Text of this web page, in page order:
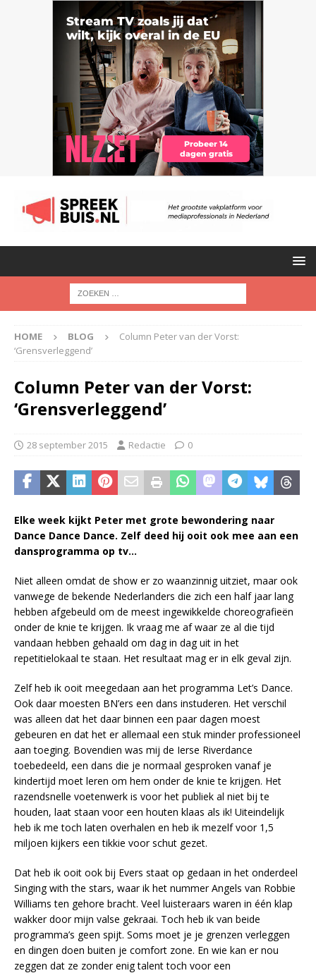
HOME BLOG
Column Peter van der Vorst:
‘Grensverleggend’
Column Peter van der Vorst:
‘Grensverleggend’
28 september 2015 Redactie 0
Elke week kijkt Peter met grote bewondering naar
Dance Dance Dance. Zelf deed hij ooit ook mee aan een
dansprogramma op tv…
Niet alleen omdat de show er zo waan­zinnig uitziet, maar ook
vanwege de bekende Nederlanders die zich een half jaar lang
hebben afgebeuld om de meest ingewikkelde choreografieën
onder de knie te krijgen. Ik vraag me af waar ze al die tijd
vandaan hebben gehaald om dag in dag uit in het
repetitielokaal te staan. Het resultaat mag er in elk geval zijn.
Zelf heb ik ooit meegedaan aan het programma Let’s Dance.
Ook daar moesten BN’ers een dans instuderen. Het verschil
was alleen dat het daar binnen een paar dagen moest
gebeuren en dat het er allemaal een stuk minder professioneel
aan toeging. Bovendien was mij de Ierse Riverdance
toebedeeld, een dans die je normaal gesproken vanaf je
kindertijd moet leren om hem onder de knie te krijgen. Het
razendsnelle voetenwerk is voor het publiek al niet bij te
houden, laat staan voor een houten klaas als ik! Uiteindelijk
heb ik me toch laten overhalen en heb ik mezelf voor 1,5
miljoen kijkers een tikkie voor schut gezet.
Dat heb ik ooit ook bij Evers staat op gedaan in het onderdeel
Singing with the stars, waar ik het nummer Angels van Robbie
Williams ten gehore bracht. Veel luisteraars waren in één klap
wakker door mijn valse gekraai. Toch heb ik van beide
programma’s geen spijt. Soms moet je je grenzen verleggen
en dingen doen buiten je comfort zone. En wie kan er nou
zeggen dat ze zonder enig talent toch voor een